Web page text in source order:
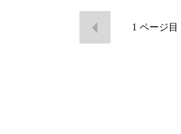
1 ページ目